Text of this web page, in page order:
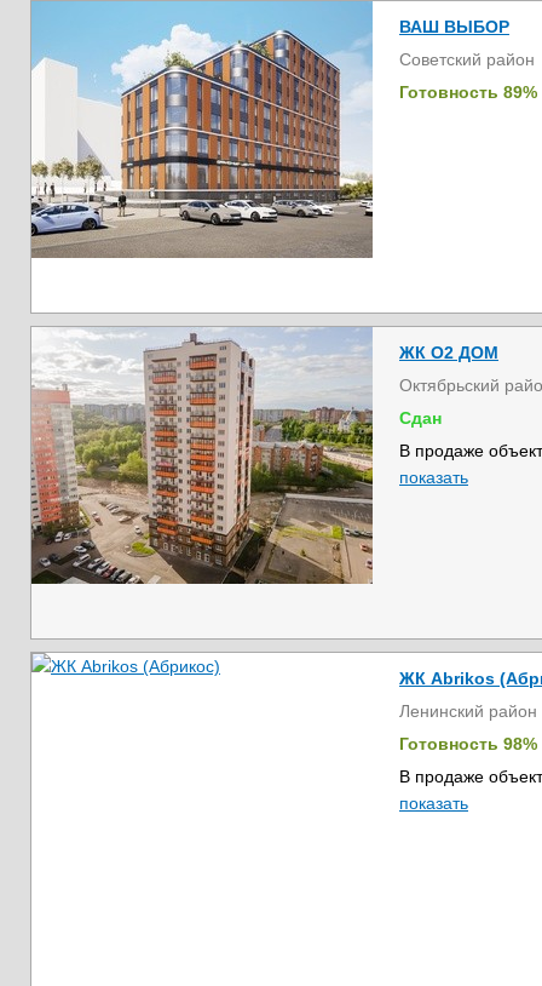
ВАШ ВЫБОР
Советский район
Готовность 89%
ЖК О2 ДОМ
Октябрьский
Сдан
В продаже
показать
ЖК Abrikos
Ленинский район
Готовность 98%
В продаже
показать